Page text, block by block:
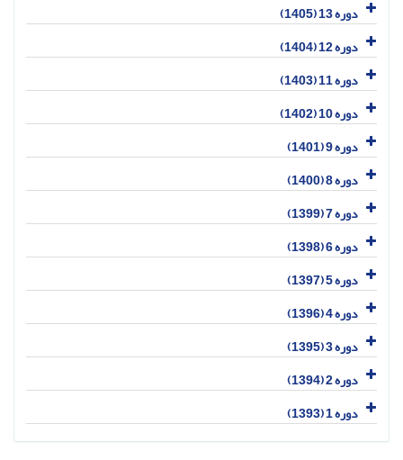
دوره 13 (1405)
دوره 12 (1404)
دوره 11 (1403)
دوره 10 (1402)
دوره 9 (1401)
دوره 8 (1400)
دوره 7 (1399)
دوره 6 (1398)
دوره 5 (1397)
دوره 4 (1396)
دوره 3 (1395)
دوره 2 (1394)
دوره 1 (1393)